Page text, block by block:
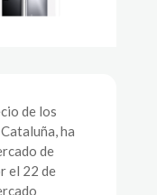
de los
ha
de
el 22 de